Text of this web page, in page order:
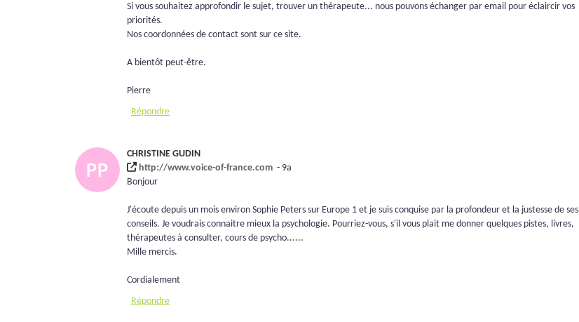
Si vous souhaitez approfondir le sujet, trouver un thérapeute... nous pouvons échanger par email pour éclaircir vos
priorités.
Nos coordonnées de contact sont sur ce site.
A bientôt peut-être.
Pierre
Répondre
CHRISTINE GUDIN
http://www.voice-of-france.com - 9a
Bonjour
J'écoute depuis un mois environ Sophie Peters sur Europe 1 et je suis conquise par la profondeur et la justesse de ses
conseils. Je voudrais connaitre mieux la psychologie. Pourriez-vous, s'il vous plait me donner quelques pistes, livres,
thérapeutes à consulter, cours de psycho......
Mille mercis.
Cordialement
Répondre